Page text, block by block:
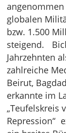
globalen
bzw. 1.500
steigend.
Jahrzehnten
zahlreiche
Beirut,
erkannte im
„Teufelskreis
Repression“